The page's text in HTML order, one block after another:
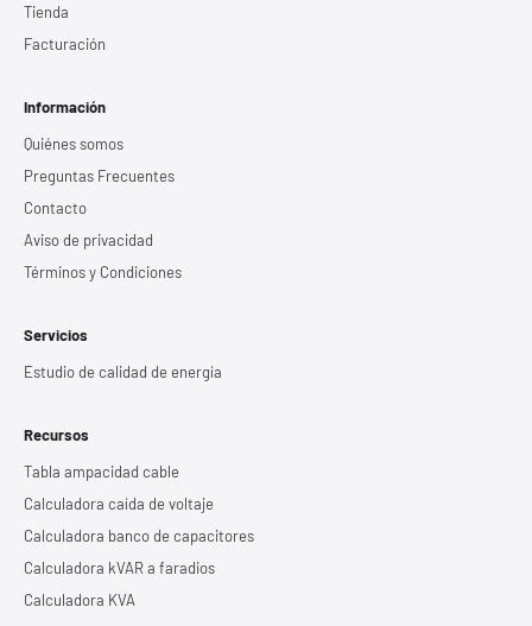
Tienda
Facturación
Información
Quiénes somos
Preguntas Frecuentes
Contacto
Aviso de privacidad
Términos y Condiciones
Servicios
Estudio de calidad de energía
Recursos
Tabla ampacidad cable
Calculadora caída de voltaje
Calculadora banco de capacitores
Calculadora kVAR a faradios
Calculadora KVA